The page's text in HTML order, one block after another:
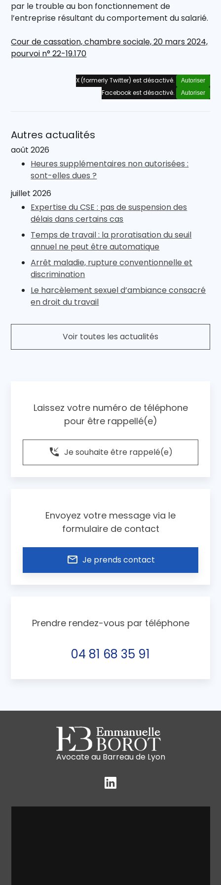
par le trouble au bon fonctionnement de
l’entreprise résultant du comportement du salarié.
Cour de cassation, chambre sociale, 20 mars 2024,
pourvoi n° 22-19.170
X (formerly Twitter) est désactivé. Autoriser
Facebook est désactivé. Autoriser
Autres actualités
août 2026
Heures supplémentaires non autorisées :
sont-elles dues ?
juillet 2026
Expertise du CSE : pas de suspension des
délais dans certains cas
Temps de travail : la proratisation du seuil
annuel ne peut être automatique
Arrêt maladie, rupture conventionnelle et
discrimination
Le harcèlement sexuel d’ambiance consacré
en droit du travail
Voir toutes les actualités
Laissez votre numéro de téléphone
pour être rappellé(e)
phone_callback Je souhaite être rappelé(e)
Envoyez votre message via le
formulaire de contact
mail_outline Je prends contact
Prendre rendez-vous par téléphone
04 81 68 35 91
Avocate au Barreau de Lyon